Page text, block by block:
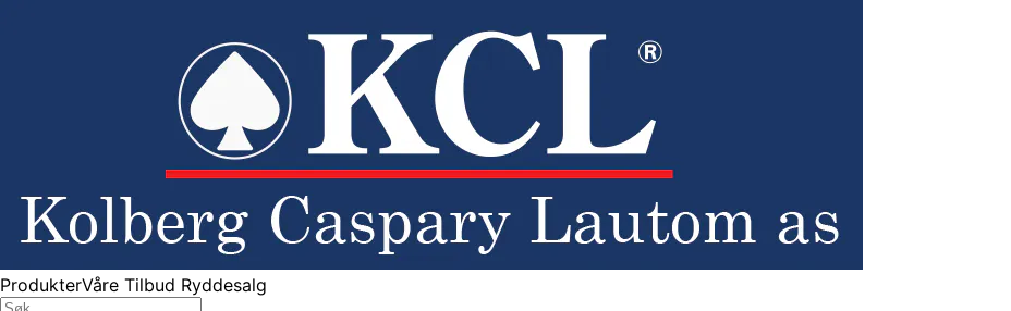
ProdukterVåre Tilbud Ryddesalg